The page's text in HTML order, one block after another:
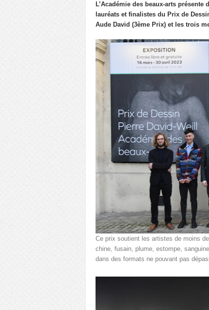
L’Académie des beaux-arts
lauréats et finalistes du Prix de
Aude David (3ème Prix) et les trois
Ce prix soutient les artistes de moins
chine, fusain, plume, estompe,
dans des formats ne pouvant pas